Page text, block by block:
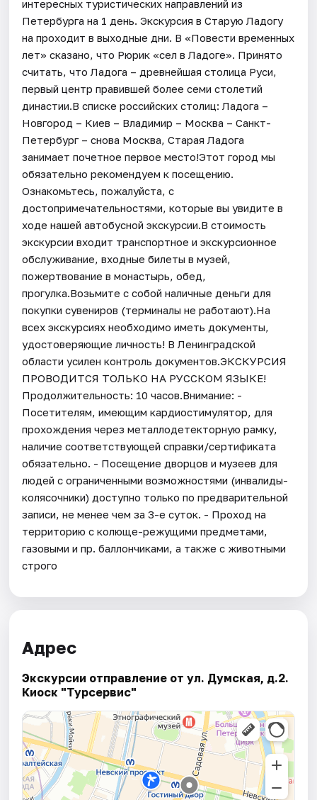
интересных туристических направлений из
Петербурга на 1 день. Экскурсия в Старую Ладогу
на проходит в выходные дни. В «Повести временных
лет» сказано, что Рюрик «сел в Ладоге». Принято
считать, что Ладога – древнейшая столица Руси,
первый центр правившей более семи столетий
династии.В списке российских столиц: Ладога –
Новгород – Киев – Владимир – Москва – Санкт-
Петербург – снова Москва, Старая Ладога
занимает почетное первое место!Этот город мы
обязательно рекомендуем к посещению.
Ознакомьтесь, пожалуйста, с
достопримечательностями, которые вы увидите в
ходе нашей автобусной экскурсии.В стоимость
экскурсии входит транспортное и экскурсионное
обслуживание, входные билеты в музей,
пожертвование в монастырь, обед,
прогулка.Возьмите с собой наличные деньги для
покупки сувениров (терминалы не работают).На
всех экскурсиях необходимо иметь документы,
удостоверяющие личность! В Ленинградской
области усилен контроль документов.ЭКСКУРСИЯ
ПРОВОДИТСЯ ТОЛЬКО НА РУССКОМ ЯЗЫКЕ!
Продолжительность: 10 часов.Внимание: -
Посетителям, имеющим кардиостимулятор, для
прохождения через металлодетекторную рамку,
наличие соответствующей справки/сертификата
обязательно. - Посещение дворцов и музеев для
людей с ограниченными возможностями (инвалиды-
колясочники) доступно только по предварительной
записи, не менее чем за 3-е суток. - Проход на
территорию с колюще-режущими предметами,
газовыми и пр. баллончиками, а также с животными
строго
Адрес
Экскурсии отправление от ул. Думская, д.2.
Киоск "Турсервис"